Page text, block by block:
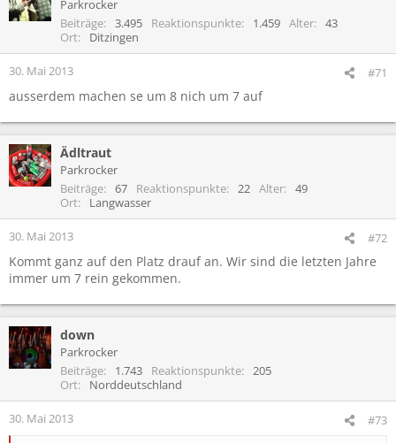
Parkrocker
Beiträge
3.495 Reaktionspunkte 1.459 Alter
43
Ort
Ditzingen
30. Mai 2013 #71
ausserdem machen se um 8 nich um 7 auf
Ädltraut
Parkrocker
Beiträge
67 Reaktionspunkte 22 Alter
49
Ort
Langwasser
30. Mai 2013 #72
Kommt ganz auf den Platz drauf an. Wir sind die letzten Jahre
immer um 7 rein gekommen.
down
Parkrocker
Beiträge
1.743 Reaktionspunkte
205
Ort
Norddeutschland
30. Mai 2013 #73